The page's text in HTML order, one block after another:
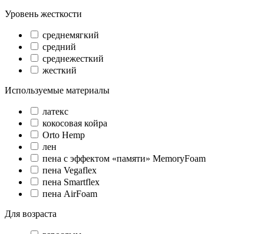
Уровень жесткости
среднемягкий
средний
среднежесткий
жесткий
Используемые материалы
латекс
кокосовая койра
Orto Hemp
лен
пена с эффектом «памяти» MemoryFoam
пена Vegaflex
пена Smartflex
пена AirFoam
Для возраста